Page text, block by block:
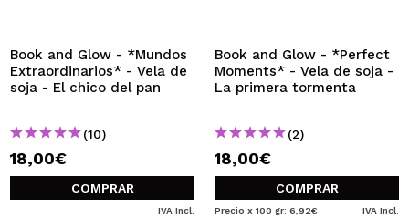
Book and Glow - *Mundos
Extraordinarios* - Vela de
soja - El chico del pan
(10)
18,00€
COMPRAR
IVA Incl.
Book and Glow - *Perfect
Moments* - Vela de soja -
La primera tormenta
(2)
18,00€
COMPRAR
Precio x 100 gr: 6,92€ IVA Incl.